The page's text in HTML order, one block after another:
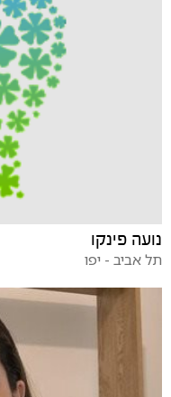
נועה פינקו
תל אביב - יפו